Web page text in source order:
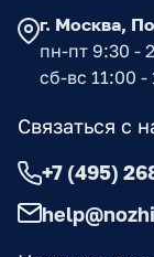
г. Москва,
пн-пт 9:30 -
сб-вс 11:00 -
Связаться с
+7 (495)